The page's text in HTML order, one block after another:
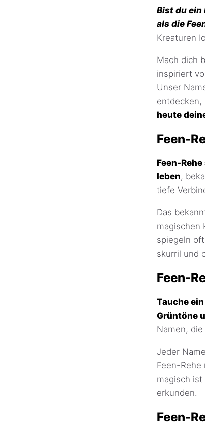
Bist du ein
als die
Kreaturen
Mach dich
inspiriert
Unser
entdecken,
heute
Feen-
Feen-
leben,
tiefe
Das
magischen
spiegeln
skurril und
Feen-
Tauche
Grüntöne
Namen,
Jeder
Feen-
magisch ist
erkunden.
Feen-